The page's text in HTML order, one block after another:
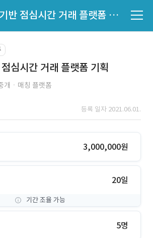
옥션 매칭 기반 점심시간 거래 플랫폼 기획
심시간 거래 플랫폼 기획
개ㆍ매칭 플랫폼
등록 일자 2021.06.01.
3,000,000원
20일
기간 조율 가능
5명